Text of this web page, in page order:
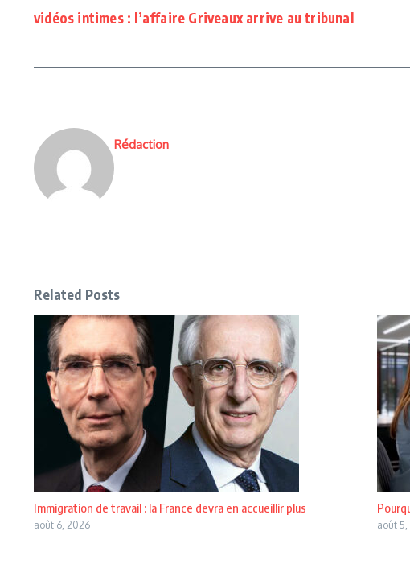
vidéos intimes : l’affaire Griveaux arrive au tribunal
Rédaction
Related Posts
Immigration de travail : la France devra en accueillir plus
août 6, 2026 août